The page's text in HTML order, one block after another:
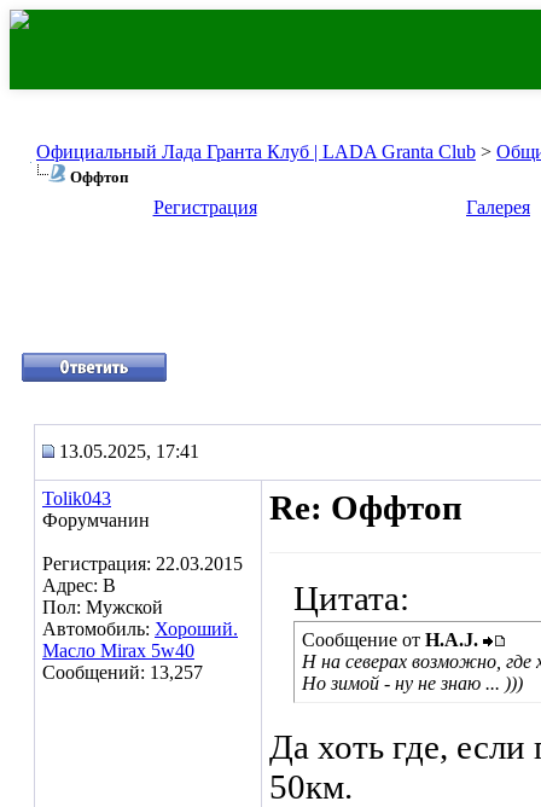
Официальный Лада Гранта Клуб | LADA Granta Club >
Оффтоп
Регистрация Галерея
13.05.2025, 17:41
Tolik043
Форумчанин
Регистрация: 22.03.2015
Адрес: В
Пол: Мужской
Автомобиль: Хороший.
Масло Mirax 5w40
Сообщений: 13,257
Re: Оффтоп
Цитата:
Сообщение от H.A.J.
Н на северах возможно, где
Но зимой - ну не знаю ... )))
Да хоть где,
50км.